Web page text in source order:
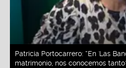
Patricia Portocarrero: “En 'Las
matrimonio, nos conocemos tanto"